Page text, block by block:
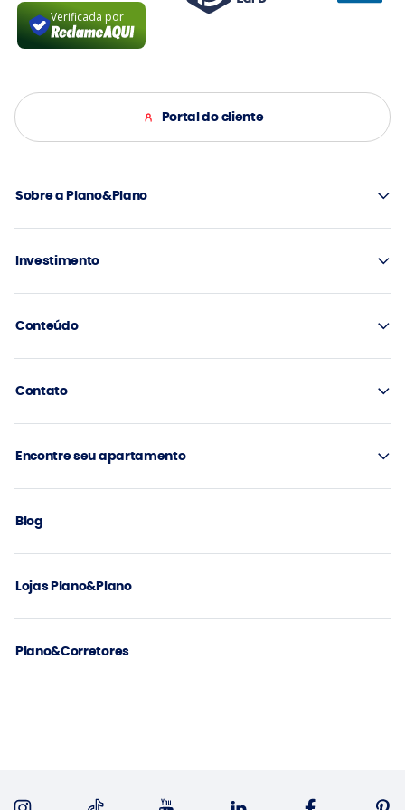
Verificada por
Portal do cliente
Sobre a Plano&Plano
Investimento
Conteúdo
Contato
Encontre seu apartamento
Blog
Lojas Plano&Plano
Plano&Corretores